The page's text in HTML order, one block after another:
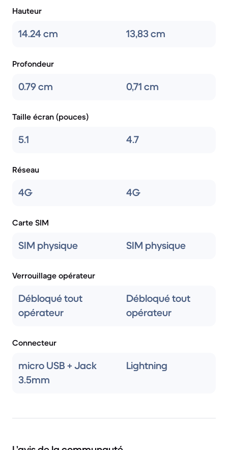
Hauteur
14.24 cm 13,83 cm
Profondeur
0.79 cm 0,71 cm
Taille écran (pouces)
5.1 4.7
Réseau
4G 4G
Carte SIM
SIM physique SIM physique
Verrouillage opérateur
Débloqué tout
opérateur
Débloqué tout
opérateur
Connecteur
micro USB + Jack
3.5mm
Lightning